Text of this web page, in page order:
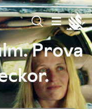
Prova